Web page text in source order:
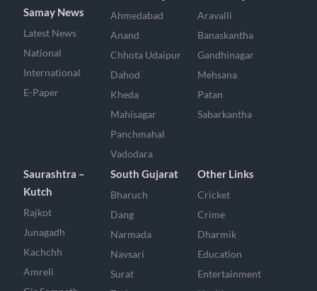
Samay News
Latest News
National
International
E-Paper
Ahmedabad
Anand
Chhota Udaipur
Dahod
Kheda
Mahisagar
Panchmahal
Vadodara
Aravalli
Banaskantha
Gandhinagar
Mehsana
Patan
Sabarkantha
Saurashtra –
Kutch
Rajkot
Junagadh
Kachchh
Amreli
South Gujarat
Bharuch
Dang
Narmada
Navsari
Surat
Other Links
Cricket
Crime
Dharmik
Education
Entertainment